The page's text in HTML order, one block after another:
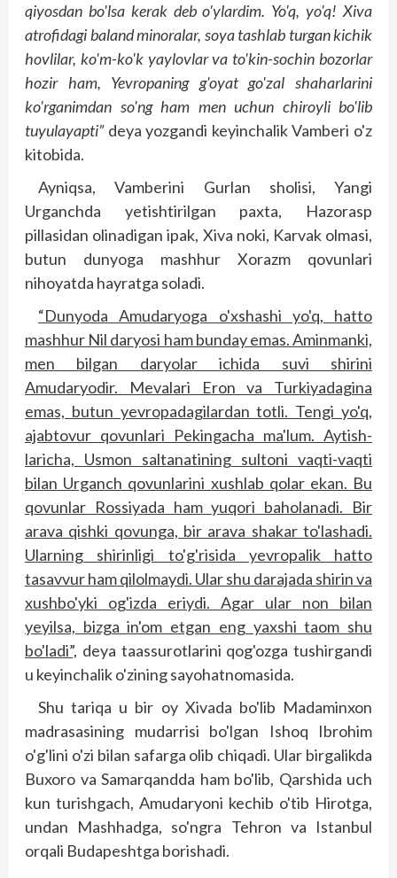
qiyosdan bo'lsa kerak deb o'ylardim. Yo'q, yo'q! Xiva
atrofidagi baland minoralar, soya tashlab turgan kichik
hovlilar, ko'm-ko'k yaylovlar va to'kin-sochin bozorlar
hozir ham, Yevropaning g'oyat go'zal shaharlarini
ko'rganimdan so'ng ham men uchun chiroyli bo'lib
tuyulayapti”deya yozgandi keyinchalik Vamberi o'z
kitobida.
Ayniqsa, Vamberini Gurlan sholisi, Yangi
Urganchda yetishtirilgan paxta, Hazorasp
pillasidan olinadigan ipak, Xiva noki, Karvak olmasi,
butun dunyoga mashhur Xorazm qovunlari
nihoyatda hayratga soladi.
“Dunyoda Amudaryoga o'xshashi yo'q, hatto
mashhur Nil daryosi ham bunday emas. Aminmanki,
men bilgan daryolar ichida suvi shirini
Amudaryodir. Mevalari Eron va Turkiyadagina
emas, butun yevropadagilardan totli. Tengi yo'q,
ajabtovur qovunlari Pekingacha ma'lum. Aytish­
laricha, Usmon saltanatining sultoni vaqti-vaqti
bilan Urganch qovunlarini xushlab qolar ekan. Bu
qovunlar Rossiyada ham yuqori baholanadi. Bir
arava qishki qovunga, bir arava shakar to'lashadi.
Ularning shirinligi to'g'risida yevropalik hatto
tasavvur ham qilolmaydi. Ular shu darajada shirin va
xushbo'yki og'izda eriydi. Agar ular non bilan
yeyilsa, bizga in'om etgan eng yaxshi taom shu
bo'ladi”, deya taassurotlarini qog'ozga tushirgandi
u keyinchalik o'zining sayohatnomasida.
Shu tariqa u bir oy Xivada bo'lib Madaminxon
madrasasining mudarrisi bo'lgan Ishoq Ibrohim
o'g'lini o'zi bilan safarga olib chiqadi. Ular birgalikda
Buxoro va Samarqandda ham bo'lib, Qarshida uch
kun turishgach, Amudaryoni kechib o'tib Hirotga,
undan Mashhadga, so'ngra Tehron va Istanbul
orqali Budapeshtga borishadi.